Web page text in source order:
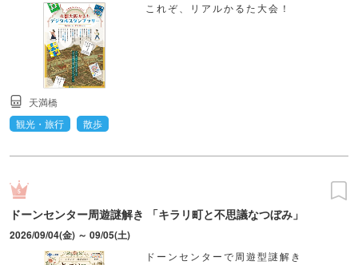
これぞ、リアルかるた大会！
天満橋
観光・旅行
散歩
ドーンセンター周遊謎解き 「キラリ町と不思議なつぼみ」
2026/09/04(金) ～ 09/05(土)
ドーンセンターで周遊型謎解き